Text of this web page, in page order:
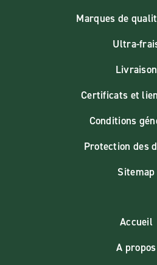
Marques de
Ultra-
Livraison
Certificats et
Conditions
Protection des
Sitemap
Accueil
A propos